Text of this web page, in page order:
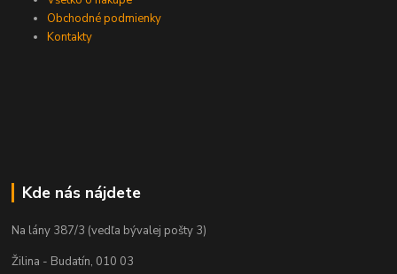
Obchodné podmienky
Kontakty
Kde nás nájdete
Na lány 387/3 (vedľa bývalej pošty 3)
Žilina - Budatín, 010 03